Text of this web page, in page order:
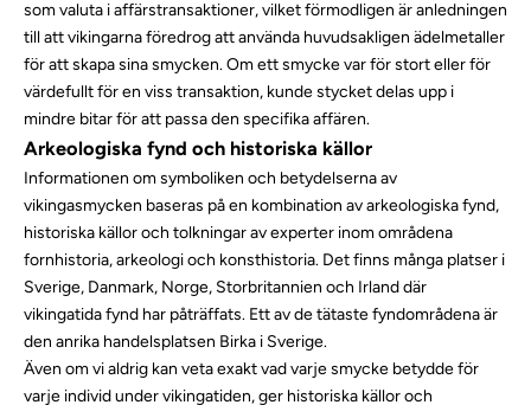
som valuta i affärstransaktioner, vilket förmodligen är anledningen
till att vikingarna föredrog att använda huvudsakligen ädelmetaller
för att skapa sina smycken. Om ett smycke var för stort eller för
värdefullt för en viss transaktion, kunde stycket delas upp i
mindre bitar för att passa den specifika affären.
Arkeologiska fynd och historiska källor
Informationen om symboliken och betydelserna av
vikingasmycken baseras på en kombination av arkeologiska fynd,
historiska källor och tolkningar av experter inom områdena
fornhistoria, arkeologi och konsthistoria. Det finns många platser i
Sverige, Danmark, Norge, Storbritannien och Irland där
vikingatida fynd har påträffats. Ett av de tätaste fyndområdena är
den anrika handelsplatsen Birka i Sverige.
Även om vi aldrig kan veta exakt vad varje smycke betydde för
varje individ undervikingatiden, ger historiska källor och